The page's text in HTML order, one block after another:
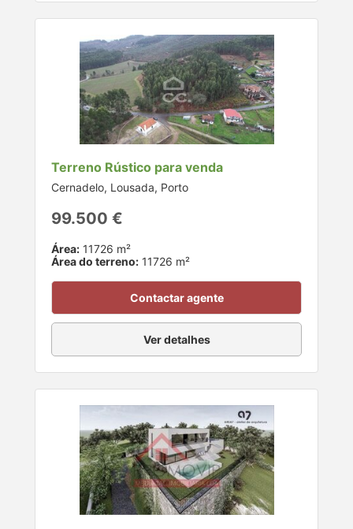
Terreno Rústico para venda
Cernadelo, Lousada, Porto
99.500 €
Área: 11726 m²
Área do terreno: 11726 m²
Contactar agente
Ver detalhes